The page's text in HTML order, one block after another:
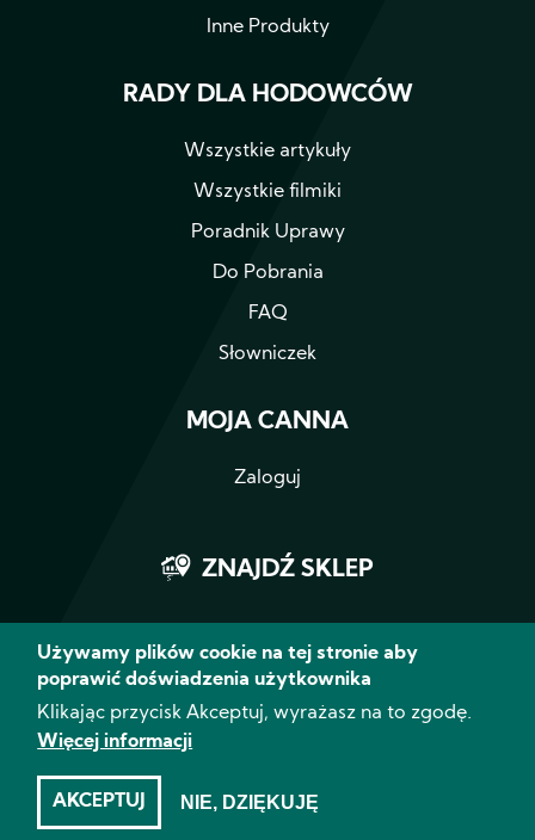
Inne Produkty
RADY DLA HODOWCÓW
Wszystkie artykuły
Wszystkie filmiki
Poradnik Uprawy
Do Pobrania
FAQ
Słowniczek
MOJA CANNA
Zaloguj
ZNAJDŹ SKLEP
Facebook
Instagram
YouTube
© 2026 CANNA - Wszystkie prawa
zastrzeżone
Prywatoność
Polityka plików cookie
Używamy plików cookie na tej stronie aby
poprawić doświadzenia użytkownika
Klikając przycisk Akceptuj, wyrażasz na to zgodę.
Więcej informacji
AKCEPTUJ NIE, DZIĘKUJĘ